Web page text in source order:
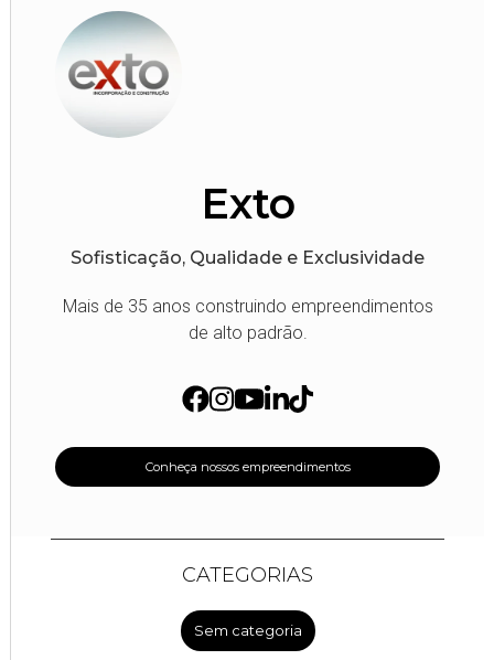
Exto
Sofisticação, Qualidade e Exclusividade
Mais de 35 anos construindo empreendimentos
de alto padrão.
Conheça nossos empreendimentos
CATEGORIAS
Sem categoria